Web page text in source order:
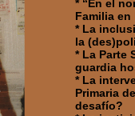
* “En el
Familia en
* La
la
* La Parte
guardia
* La
Primaria
desafío?